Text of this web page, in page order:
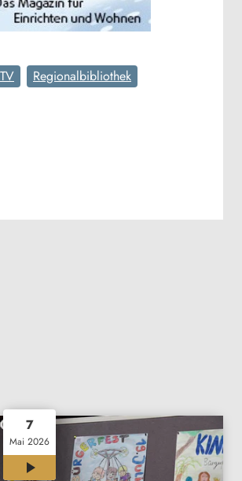
Regionalbibliothek
7
Mai 2026